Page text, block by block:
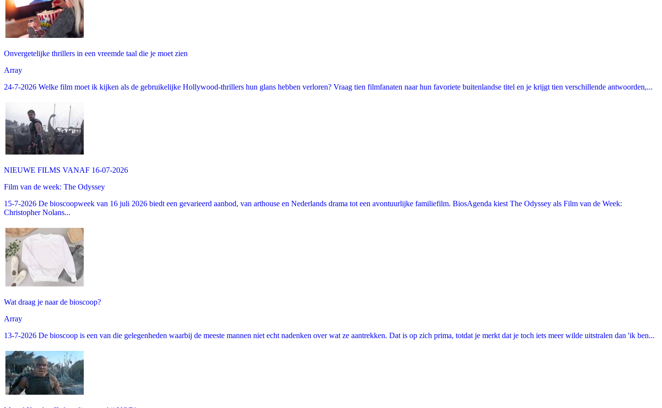
Onvergetelijke thrillers in een vreemde taal die je moet zien
Array
24-7-2026 Welke film moet ik kijken als de gebruikelijke Hollywood-thrillers hun glans hebben verloren? Vraag tien filmfanaten naar hun favoriete buitenlandse titel en je krijgt tien verschillende antwoorden,...
NIEUWE FILMS VANAF 16-07-2026
Film van de week: The Odyssey
15-7-2026 De bioscoopweek van 16 juli 2026 biedt een gevarieerd aanbod, van arthouse en Nederlands drama tot een avontuurlijke familiefilm. BiosAgenda kiest The Odyssey als Film van de Week:
Christopher Nolans...
Wat draag je naar de bioscoop?
Array
13-7-2026 De bioscoop is een van die gelegenheden waarbij de meeste mannen niet echt nadenken over wat ze aantrekken. Dat is op zich prima, totdat je merkt dat je toch iets meer wilde uitstralen dan 'ik ben...